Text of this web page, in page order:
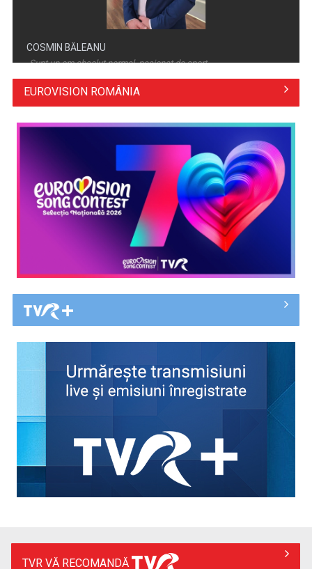
Adaptarea românilor la presiunea economică
Deciziile Summitului NATO de la Ankara și evaluarea
strategică a României ...
„Sunt un om absolut normal, pasionat de sport ...
Într-o lume în care sportul înseamnă nu doar ...
Cristian Petru prezintă „INFO Plus” şi ediţii ...
EUROVISION ROMÂNIA
TVR VĂ RECOMANDĂ